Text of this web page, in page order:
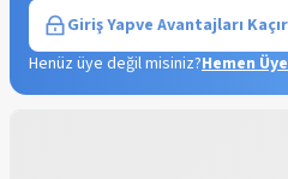
Giriş Yapve Avantajları
Henüz üye değil misiniz?Hemen